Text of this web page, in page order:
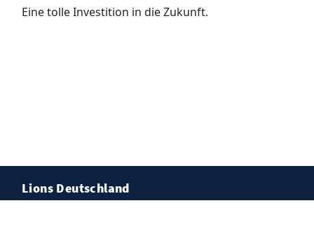
Eine tolle Investition in die Zukunft.
Lions Deutschland